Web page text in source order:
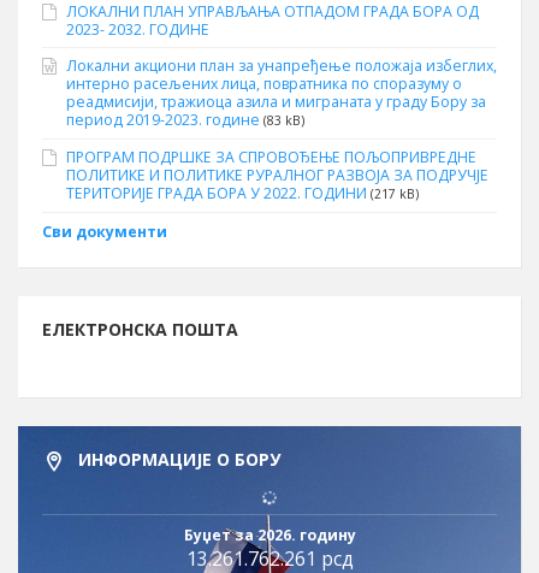
ЛОКАЛНИ ПЛАН УПРАВЉАЊА ОТПАДОМ ГРАДА БОРА ОД
2023- 2032. ГОДИНЕ
Локални акциони план за унапређење положаја избеглих,
интерно расељених лица, повратника по споразуму о
реадмисији, тражиоца азила и миграната у граду Бору за
период 2019-2023. године (83 kB)
ПРОГРАМ ПОДРШКЕ ЗА СПРОВОЂЕЊЕ ПОЉОПРИВРЕДНЕ
ПОЛИТИКЕ И ПОЛИТИКЕ РУРАЛНОГ РАЗВОЈА ЗА ПОДРУЧЈЕ
ТЕРИТОРИЈЕ ГРАДА БОРА У 2022. ГОДИНИ (217 kB)
Сви документи
ЕЛЕКТРОНСКА ПОШТА
ИНФОРМАЦИЈЕ О БОРУ
Буџет за 2026. годину
13.261.762.261 рсд